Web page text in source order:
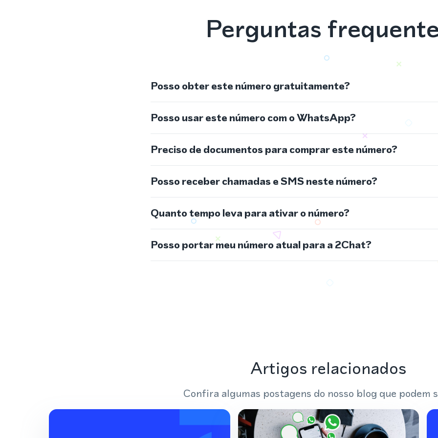
Perguntas
Posso obter este número gratuitamente?
Posso usar este número com o WhatsApp?
Preciso de documentos para comprar este número?
Posso receber chamadas e SMS neste número?
Quanto tempo leva para ativar o número?
Posso portar meu número atual para a 2Chat?
Artigos relacionados
Confira algumas postagens do nosso blog que podem